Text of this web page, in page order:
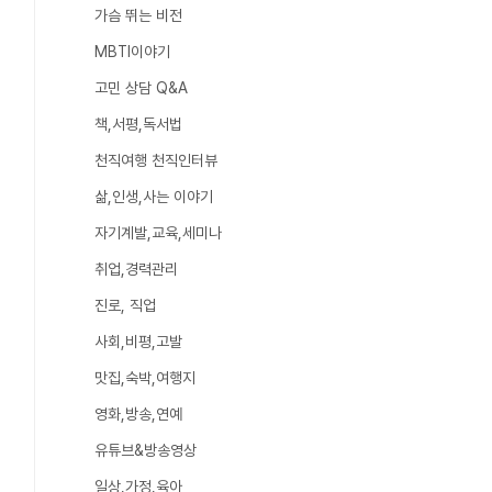
가슴 뛰는 비전
MBTI이야기
고민 상담 Q&A
책,서평,독서법
천직여행 천직인터뷰
삶,인생,사는 이야기
자기계발,교육,세미나
취업,경력관리
진로, 직업
사회,비평,고발
맛집,숙박,여행지
영화,방송,연예
유튜브&방송영상
일상,가정,육아